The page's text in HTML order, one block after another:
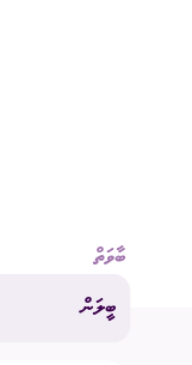
ބާވަތް
ބީލަން